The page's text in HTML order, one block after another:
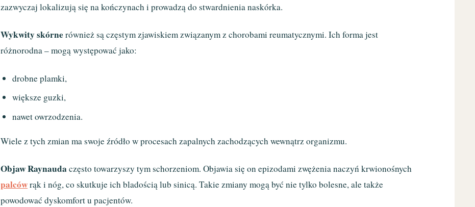
zazwyczaj lokalizują się na kończynach i prowadzą do stwardnienia naskórka.
Wykwity skórnerównież są częstym zjawiskiem związanym z chorobami reumatycznymi. Ich forma jest
różnorodna – mogą występować jako:
drobne plamki,
większe guzki,
nawet owrzodzenia.
Wiele z tych zmian ma swoje źródło w procesach zapalnych zachodzących wewnątrz organizmu.
Objaw Raynauda często towarzyszy tym schorzeniom. Objawia się on epizodami zwężenia naczyń krwionośnych
palcówrąk i nóg, co skutkuje ich bladością lub sinicą. Takie zmiany mogą być nie tylko bolesne, ale także
powodować dyskomfort u pacjentów.